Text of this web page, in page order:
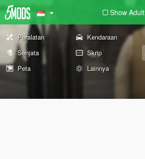
Show Adult
Peralatan Kendaraan
Senjata
Skrip
Peta
Lainnya